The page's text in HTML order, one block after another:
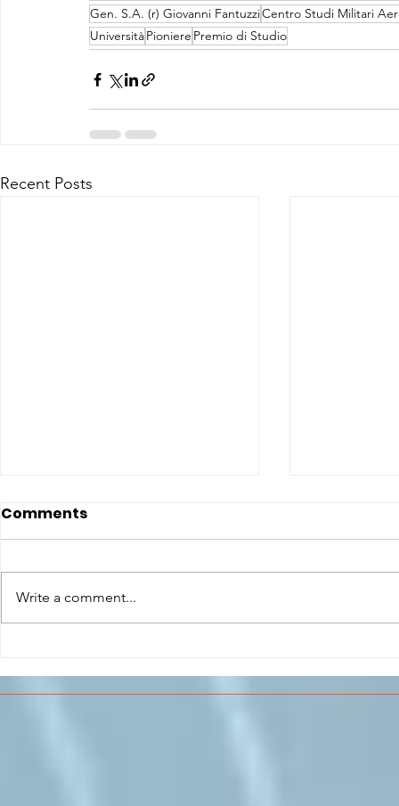
Gen. S.A. (r) Giovanni FantuzziCentro Studi Militari
UniversitàPioniere Premio di Studio
Recent Posts
PERCORSO DI
FORMAZIONE SCUOLA
superiori
Comments
Write a comment...